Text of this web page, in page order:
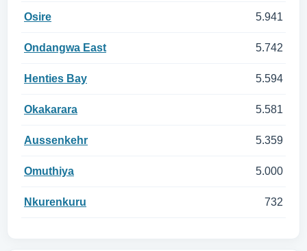
Osire 5.941
Ondangwa East 5.742
Henties Bay 5.594
Okakarara 5.581
Aussenkehr 5.359
Omuthiya 5.000
Nkurenkuru 732